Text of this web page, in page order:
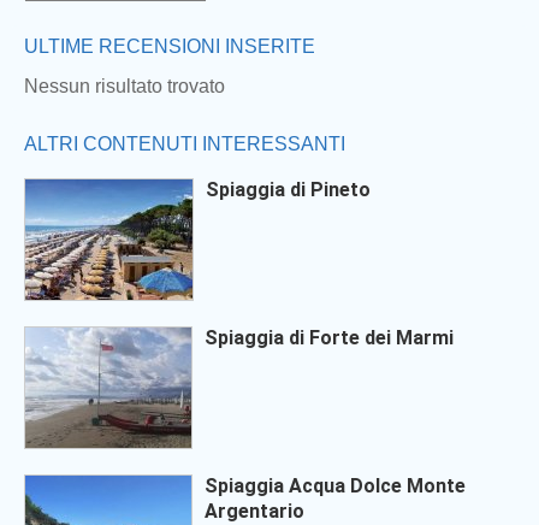
ULTIME RECENSIONI INSERITE
Nessun risultato trovato
ALTRI CONTENUTI INTERESSANTI
Spiaggia di Pineto
Spiaggia di Forte dei Marmi
Spiaggia Acqua Dolce Monte
Argentario